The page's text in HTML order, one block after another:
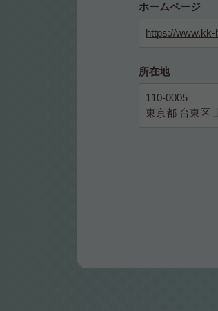
ホームページ
https://
所在地
110-0005
東京都 台東区